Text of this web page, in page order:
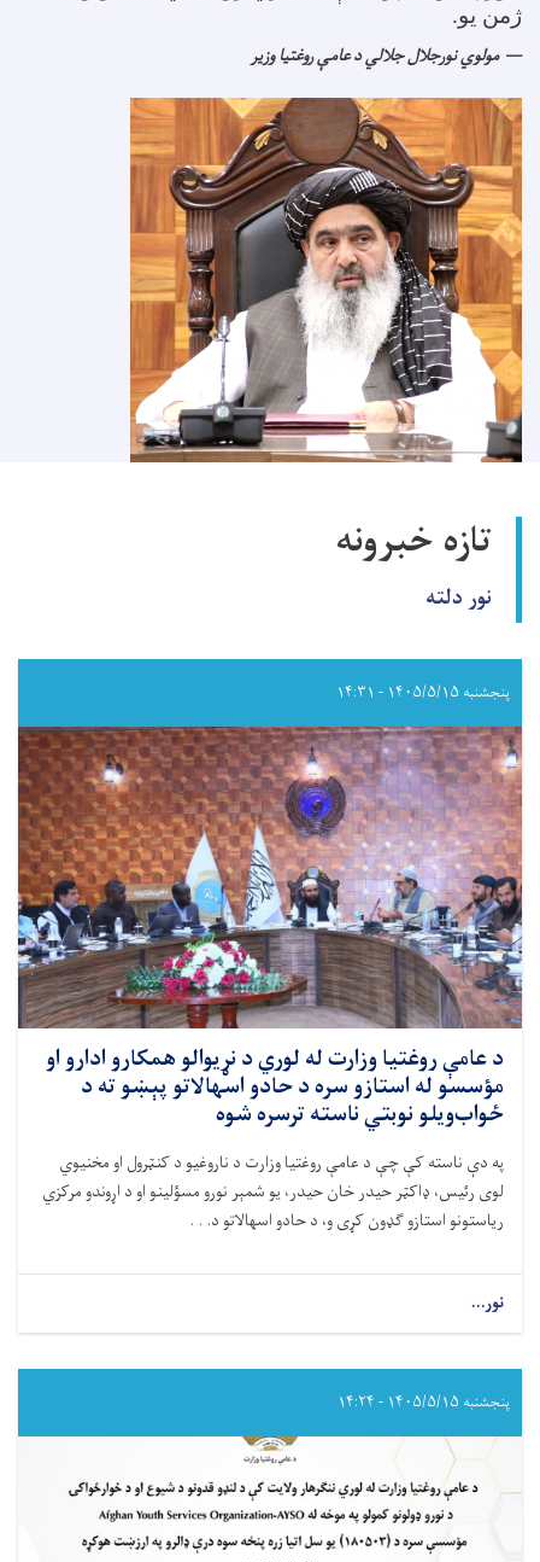
ژمن یو.
مولوي نورجلال جلالي د عامې روغتیا وزیر
تازه خبرونه
نور دلته
پنجشنبه ۱۴۰۵/۵/۱۵ - ۱۴:۳۱
د عامې روغتيا وزارت له لوري د نړيوالو همکارو ادارو او
مؤسسو له استازو سره د حادو اسهالاتو پېښو ته د
ځواب‌ویلو نوبتي ناسته ترسره شوه
په دې ناسته کې چې د عامې روغتيا وزارت د ناروغيو د کنټرول او مخنيوي
لوی رئیس، ډاکټر حيدر خان حيدر، يو شمېر نورو مسؤلينو او د اړوندو مرکزي
رياستونو استازو ګډون کړی و، د حادو اسهالاتو د. . .
نور...
د
روغتيا
وزارت
لوري
نړيوالو
همکارو
ادارو
پنجشنبه ۱۴۰۵/۵/۱۵ - ۱۴:۲۴